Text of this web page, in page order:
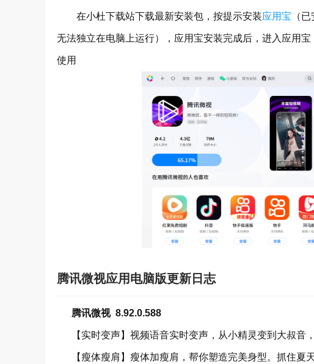
在小杜下载站下载最新安装包，按提示安装应用宝 （
无法独立在电脑上运行），应用宝安装完成后，进入应用
使用
腾讯微视应用电脑版更新日志
腾讯微视 8.92.0.588
【实时变声】视频语音实时变声，从小精灵变到大叔音
【瘦体瘦肩】瘦体加瘦肩，帮你塑造完美身型。抓住夏